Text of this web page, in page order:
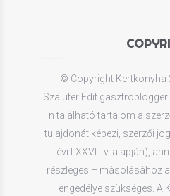
© Copyright Kertkonyha
Szaluter Edit
n található tartalom a
tulajdonát képezi, szerzői
évi LXXVI. tv. alapján),
részleges – másolásához
engedélye szükséges. A